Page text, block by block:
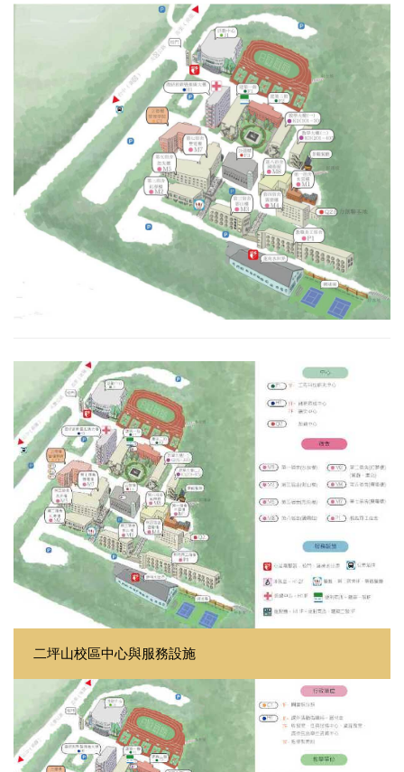
二坪山校區中心與服務設施